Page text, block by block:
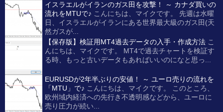
イスラエルがイランのガス田を攻撃！ ～ カナダ買いの
流れをMTUで♪ こんにちは、マイクです。 先週は水曜
日、イスラエルがイランにある世界最大級のガス田(天
然ガスが...
【保存版】検証用MT4過去データの入手・作成方法 こ
んにちは、マイクです。 MT4で過去チャートを検証す
る時、もっと古いデータもあればいいのになと思っ...
EURUSDが2年半ぶりの安値！ ～ ユーロ売りの流れを
「MTU」で♪ こんにちは、マイクです。 このところ、
欧州域内経済への先行き不透明感などから、ユーロに
売り圧力が続い...